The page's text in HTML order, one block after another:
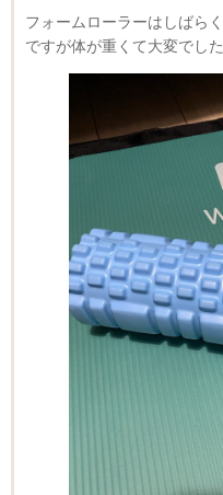
フォームローラーはしばら
ですが体が重くて大変でし